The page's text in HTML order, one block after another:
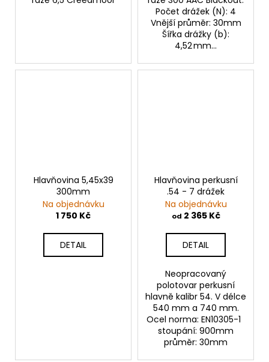
Počet drážek (N): 4
Vnější průměr: 30mm
Šířka drážky (b):
4,52 mm...
Hlavňovina 5,45x39
300mm
Na objednávku
1 750 Kč
DETAIL
Hlavňovina perkusní
.54 - 7 drážek
Na objednávku
od 2 365 Kč
DETAIL
Neopracovaný
polotovar perkusní
hlavně kalibr 54. V délce
540 mm a 740 mm.
Ocel norma: EN10305-1
stoupání: 900mm
průměr: 30mm